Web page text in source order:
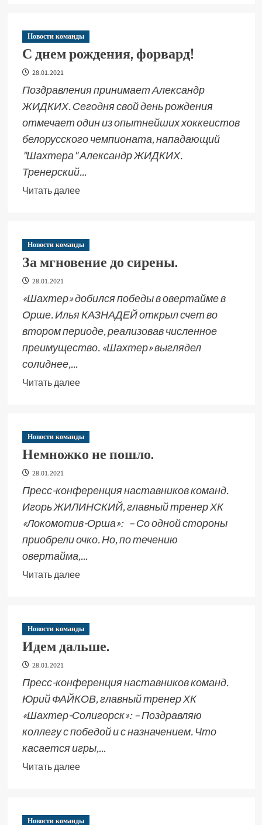
Новости команды
С днем рождения, форвард!
28.01.2021
Поздравления принимает Александр
ЖИДКИХ. Сегодня свой день рождения
отмечает один из опытнейших хоккеистов
белорусского чемпионата, нападающий
"Шахтера" Александр ЖИДКИХ.
Тренерский...
Читать далее
Новости команды
За мгновение до сирены.
28.01.2021
«Шахтер» добился победы в овертайме в
Орше. Илья КАЗНАДЕЙ открыл счет во
втором периоде, реализовав численное
преимущество. «Шахтер» выглядел
солиднее,...
Читать далее
Новости команды
Немножко не пошло.
28.01.2021
Пресс-конференция наставников команд.
Игорь ЖИЛИНСКИЙ, главный тренер ХК
«Локомотив-Орша»: – Со одной стороны
приобрели очко. Но, по течению
овертайма,...
Читать далее
Новости команды
Идем дальше.
28.01.2021
Пресс-конференция наставников команд.
Юрий ФАЙКОВ, главный тренер ХК
«Шахтер-Солигорск»: – Поздравляю
коллегу с победой и с назначением. Что
касается игры,...
Читать далее
Новости команды